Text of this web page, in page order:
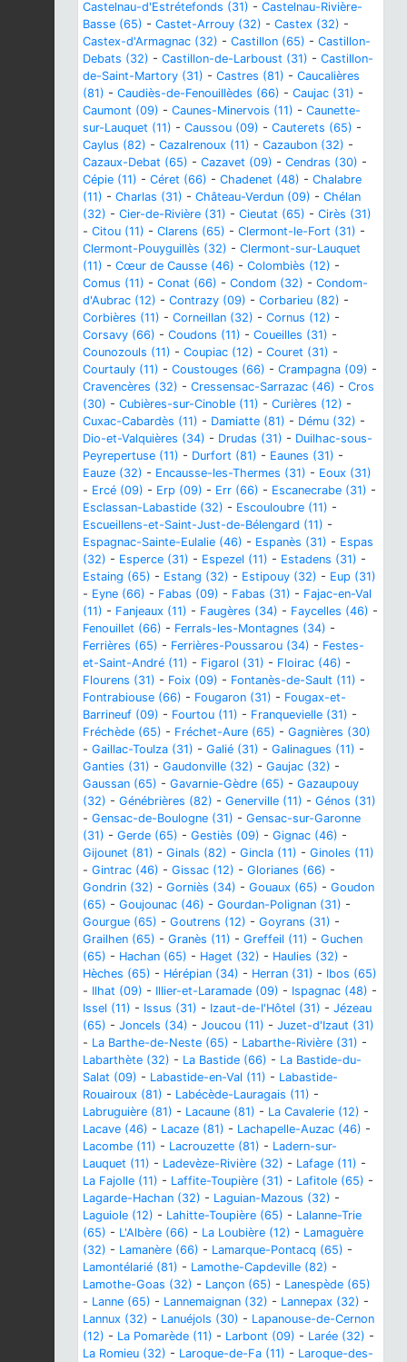
Castelnau-d'Estrétefonds (31) - Castelnau-Rivière-
Basse (65) - Castet-Arrouy (32) - Castex (32) -
Castex-d'Armagnac (32) - Castillon (65) - Castillon-
Debats (32) - Castillon-de-Larboust (31) - Castillon-
de-Saint-Martory (31) - Castres (81) - Caucalières
(81) - Caudiès-de-Fenouillèdes (66) - Caujac (31) -
Caumont (09) - Caunes-Minervois (11) - Caunette-
sur-Lauquet (11) - Caussou (09) - Cauterets (65) -
Caylus (82) - Cazalrenoux (11) - Cazaubon (32) -
Cazaux-Debat (65) - Cazavet (09) - Cendras (30) -
Cépie (11) - Céret (66) - Chadenet (48) - Chalabre
(11) - Charlas (31) - Château-Verdun (09) - Chélan
(32) - Cier-de-Rivière (31) - Cieutat (65) - Cirès (31)
- Citou (11) - Clarens (65) - Clermont-le-Fort (31) -
Clermont-Pouyguillès (32) - Clermont-sur-Lauquet
(11) - Cœur de Causse (46) - Colombiès (12) -
Comus (11) - Conat (66) - Condom (32) - Condom-
d'Aubrac (12) - Contrazy (09) - Corbarieu (82) -
Corbières (11) - Corneillan (32) - Cornus (12) -
Corsavy (66) - Coudons (11) - Coueilles (31) -
Counozouls (11) - Coupiac (12) - Couret (31) -
Courtauly (11) - Coustouges (66) - Crampagna (09) -
Cravencères (32) - Cressensac-Sarrazac (46) - Cros
(30) - Cubières-sur-Cinoble (11) - Curières (12) -
Cuxac-Cabardès (11) - Damiatte (81) - Dému (32) -
Dio-et-Valquières (34) - Drudas (31) - Duilhac-sous-
Peyrepertuse (11) - Durfort (81) - Eaunes (31) -
Eauze (32) - Encausse-les-Thermes (31) - Eoux (31)
- Ercé (09) - Erp (09) - Err (66) - Escanecrabe (31) -
Esclassan-Labastide (32) - Escouloubre (11) -
Escueillens-et-Saint-Just-de-Bélengard (11) -
Espagnac-Sainte-Eulalie (46) - Espanès (31) - Espas
(32) - Esperce (31) - Espezel (11) - Estadens (31) -
Estaing (65) - Estang (32) - Estipouy (32) - Eup (31)
- Eyne (66) - Fabas (09) - Fabas (31) - Fajac-en-Val
(11) - Fanjeaux (11) - Faugères (34) - Faycelles (46) -
Fenouillet (66) - Ferrals-les-Montagnes (34) -
Ferrières (65) - Ferrières-Poussarou (34) - Festes-
et-Saint-André (11) - Figarol (31) - Floirac (46) -
Flourens (31) - Foix (09) - Fontanès-de-Sault (11) -
Fontrabiouse (66) - Fougaron (31) - Fougax-et-
Barrineuf (09) - Fourtou (11) - Franquevielle (31) -
Fréchède (65) - Fréchet-Aure (65) - Gagnières (30)
- Gaillac-Toulza (31) - Galié (31) - Galinagues (11) -
Ganties (31) - Gaudonville (32) - Gaujac (32) -
Gaussan (65) - Gavarnie-Gèdre (65) - Gazaupouy
(32) - Génébrières (82) - Generville (11) - Génos (31)
- Gensac-de-Boulogne (31) - Gensac-sur-Garonne
(31) - Gerde (65) - Gestiès (09) - Gignac (46) -
Gijounet (81) - Ginals (82) - Gincla (11) - Ginoles (11)
- Gintrac (46) - Gissac (12) - Glorianes (66) -
Gondrin (32) - Gorniès (34) - Gouaux (65) - Goudon
(65) - Goujounac (46) - Gourdan-Polignan (31) -
Gourgue (65) - Goutrens (12) - Goyrans (31) -
Grailhen (65) - Granès (11) - Greffeil (11) - Guchen
(65) - Hachan (65) - Haget (32) - Haulies (32) -
Hèches (65) - Hérépian (34) - Herran (31) - Ibos (65)
- Ilhat (09) - Illier-et-Laramade (09) - Ispagnac (48) -
Issel (11) - Issus (31) - Izaut-de-l'Hôtel (31) - Jézeau
(65) - Joncels (34) - Joucou (11) - Juzet-d'Izaut (31)
- La Barthe-de-Neste (65) - Labarthe-Rivière (31) -
Labarthète (32) - La Bastide (66) - La Bastide-du-
Salat (09) - Labastide-en-Val (11) - Labastide-
Rouairoux (81) - Labécède-Lauragais (11) -
Labruguière (81) - Lacaune (81) - La Cavalerie (12) -
Lacave (46) - Lacaze (81) - Lachapelle-Auzac (46) -
Lacombe (11) - Lacrouzette (81) - Ladern-sur-
Lauquet (11) - Ladevèze-Rivière (32) - Lafage (11) -
La Fajolle (11) - Laffite-Toupière (31) - Lafitole (65) -
Lagarde-Hachan (32) - Laguian-Mazous (32) -
Laguiole (12) - Lahitte-Toupière (65) - Lalanne-Trie
(65) - L'Albère (66) - La Loubière (12) - Lamaguère
(32) - Lamanère (66) - Lamarque-Pontacq (65) -
Lamontélarié (81) - Lamothe-Capdeville (82) -
Lamothe-Goas (32) - Lançon (65) - Lanespède (65)
- Lanne (65) - Lannemaignan (32) - Lannepax (32) -
Lannux (32) - Lanuéjols (30) - Lapanouse-de-Cernon
(12) - La Pomarède (11) - Larbont (09) - Larée (32) -
La Romieu (32) - Laroque-de-Fa (11) - Laroque-des-